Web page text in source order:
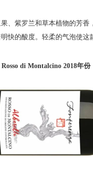
紫罗兰和草本植物的芳香
快的酸度。轻柔的气泡使这
di Montalcino 2018年份